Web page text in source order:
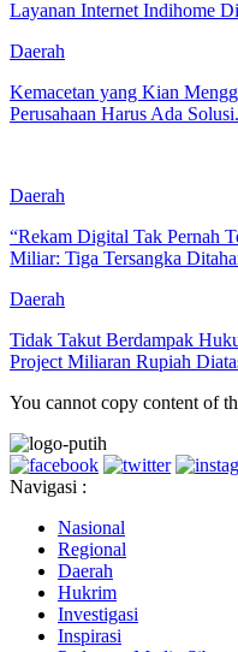
Layanan Internet Indihome
Daerah
Kemacetan yang Kian
Perusahaan Harus Ada Solusi.
Daerah
“Rekam Digital Tak Pernah
Miliar: Tiga Tersangka
Daerah
Tidak Takut Berdampak
Project Miliaran Rupiah
You cannot copy content of
Navigasi :
Nasional
Regional
Daerah
Hukrim
Investigasi
Inspirasi